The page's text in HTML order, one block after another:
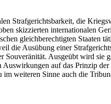
Strafgerichtsbarkeit, die
skizzierten internationalen
gleichberechtigten Staaten
die Ausübung einer
Ausgeübt wird
auf das Prinzip
weiteren Sinne auch die